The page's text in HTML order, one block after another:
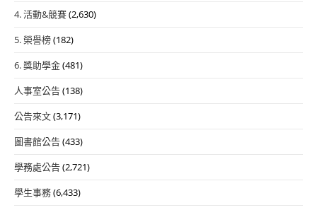
4. 活動&競賽(2,630)
5. 榮譽榜(182)
6. 獎助學金(481)
人事室公告(138)
公告來文(3,171)
圖書館公告(433)
學務處公告(2,721)
學生事務(6,433)